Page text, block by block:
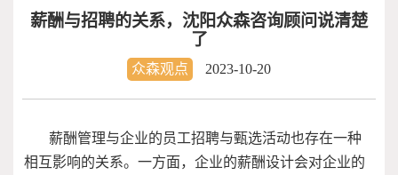
薪酬与招聘的关系，沈阳众森咨询顾问说清楚
了
众森观点 2023-10-20
薪酬管理与企业的员工招聘与甄选活动也存在一种
相互影响的关系。一方面，企业的薪酬设计会对企业的